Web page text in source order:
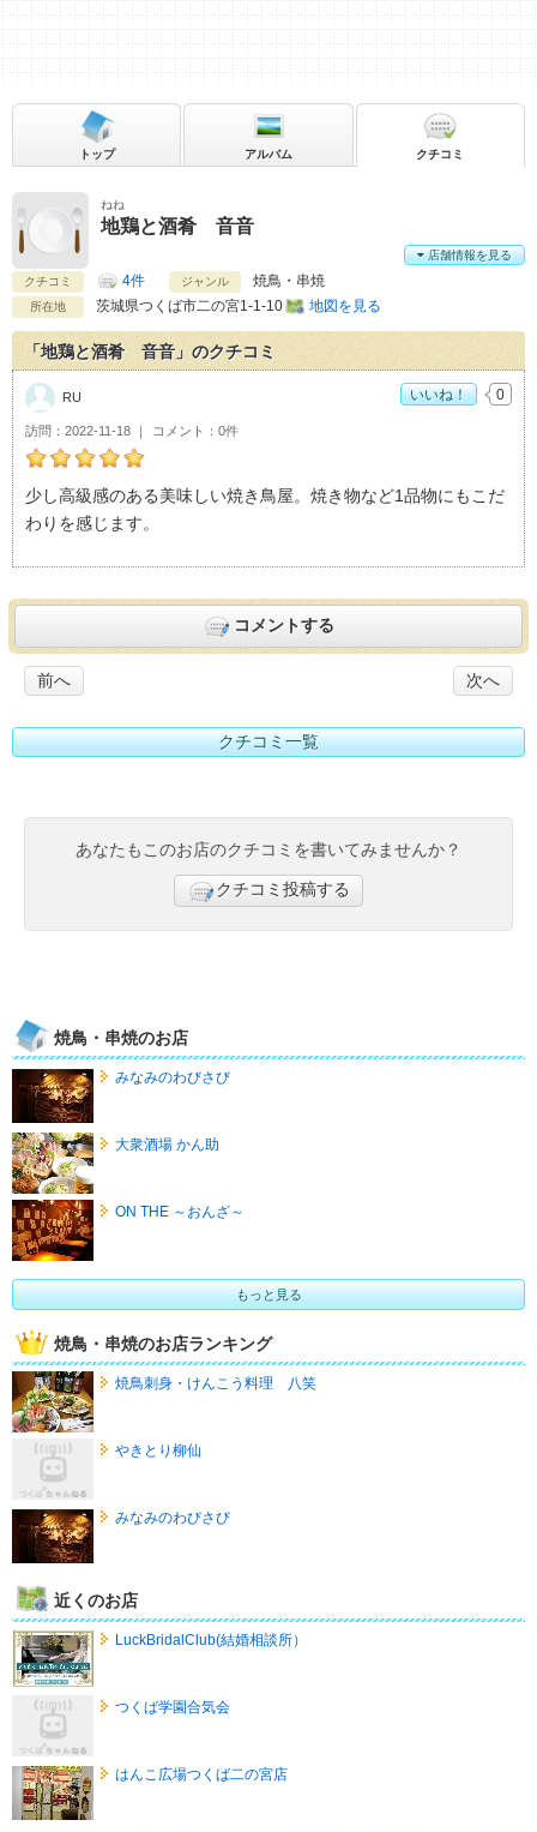
ねね
地鶏と酒肴 音音
クチコミ 4件 ジャンル 焼鳥・串焼
所在地 茨城県つくば市二の宮1-1-10 地図を見る
店舗情報を見る
トップ アルバム クチコミ
「地鶏と酒肴 音音」のクチコミ
RUの地鶏と酒肴 音音おすすめ度：
少し高級感のある美味しい焼き鳥屋。焼き物など1品物にもこだ
わりを感じます。
訪問 2022-11-18 コメント 0件
RU いいね！ 0
コメントする
前へ 次へ
クチコミ一覧
あなたもこのお店のクチコミを書いてみませんか？
クチコミ投稿する
焼鳥・串焼のお店
みなみのわびさび
大衆酒場 かん助
ON THE ～おんざ～
もっと見る
焼鳥・串焼のお店ランキング
焼鳥刺身・けんこう料理 八笑
やきとり柳仙
みなみのわびさび
近くのお店
LuckBridalClub(結婚相談所）
つくば学園合気会
はんこ広場つくば二の宮店